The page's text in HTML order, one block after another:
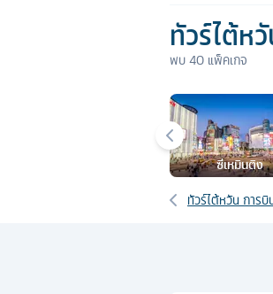
ทัวร์ไต้ห
พบ40 แพ็คเกจ
เมืองยอดนิยม
ซีเหมินติง
เส้นทางที่เกี่ยวข้อง
ทัวร์ไต้หวัน การบิ